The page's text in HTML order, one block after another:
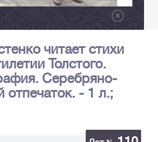
читает стихи
Толстого.
Серебряно-
отпечаток. - 1 л.;